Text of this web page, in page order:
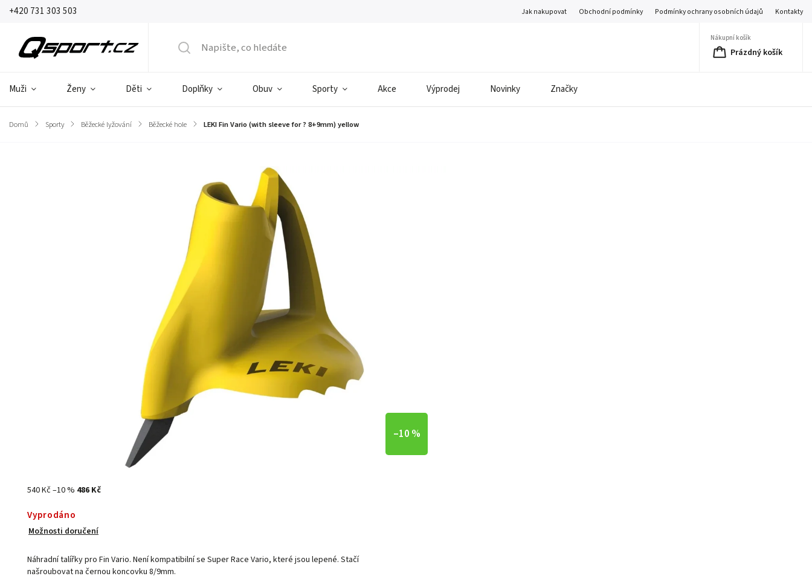
+420 731 303 503 Jak nakupovat Obchodní podmínky Podmínky ochrany osobních údajů Kontakty
Nákupní košík
Prázdný košík
Muži Ženy Děti Doplňky Obuv Sporty Akce Výprodej Novinky Značky
Domů / Sporty / Běžecké lyžování / Běžecké hole / LEKI Fin Vario (with sleeve for ? 8+9mm) yellow
–10 %
540 Kč–10 % 486 Kč
Vyprodáno
Možnosti doručení
Náhradní talířky pro Fin Vario. Není kompatibilní se Super Race Vario, které jsou lepené. Stačí
našroubovat na černou koncovku 8/9mm.